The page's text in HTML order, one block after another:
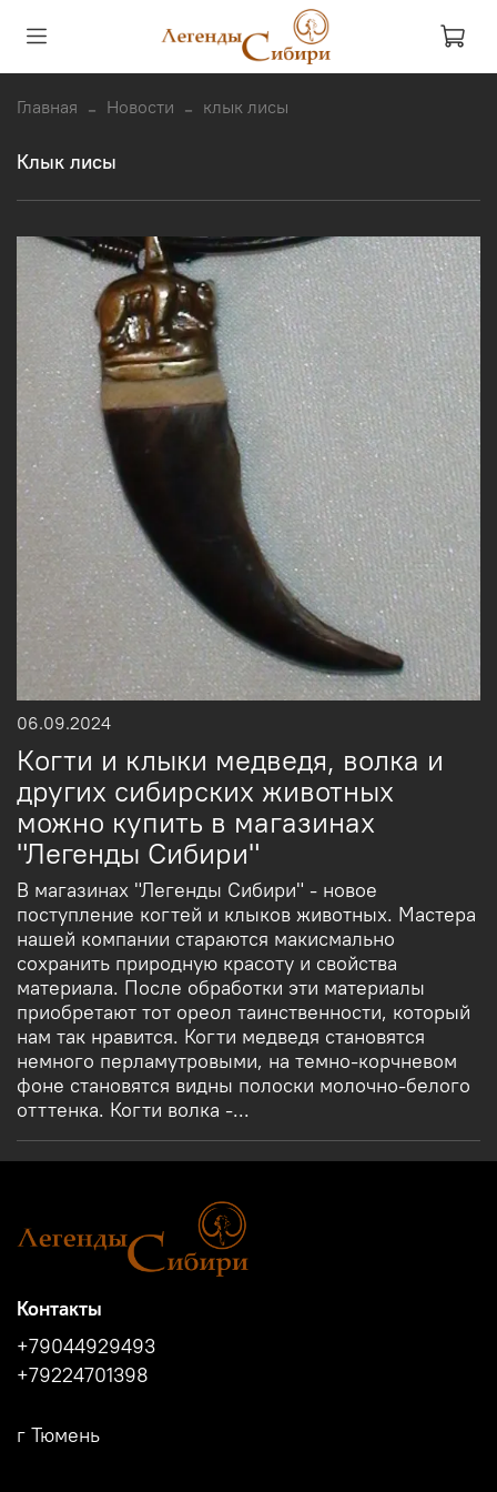
Главная Новости клык лисы
клык лисы
06.09.2024
Когти и клыки медведя, волка и
других сибирских животных
можно купить в магазинах
"Легенды Сибири"
В магазинах "Легенды Сибири" - новое
поступление когтей и клыков животных. Мастера
нашей компании стараются макисмально
сохранить природную красоту и свойства
материала. После обработки эти материалы
приобретают тот ореол таинственности, который
нам так нравится. Когти медведя становятся
немного перламутровыми, на темно-корчневом
фоне становятся видны полоски молочно-белого
отттенка. Когти волка -...
Контакты
+79044929493
+79224701398
г Тюмень